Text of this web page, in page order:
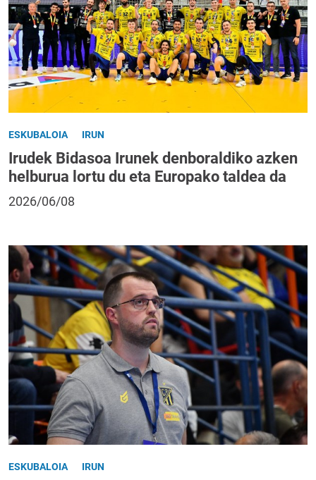
ESKUBALOIA IRUN
Irudek Bidasoa Irunek denboraldiko azken
helburua lortu du eta Europako taldea da
2026/06/08
ESKUBALOIA IRUN